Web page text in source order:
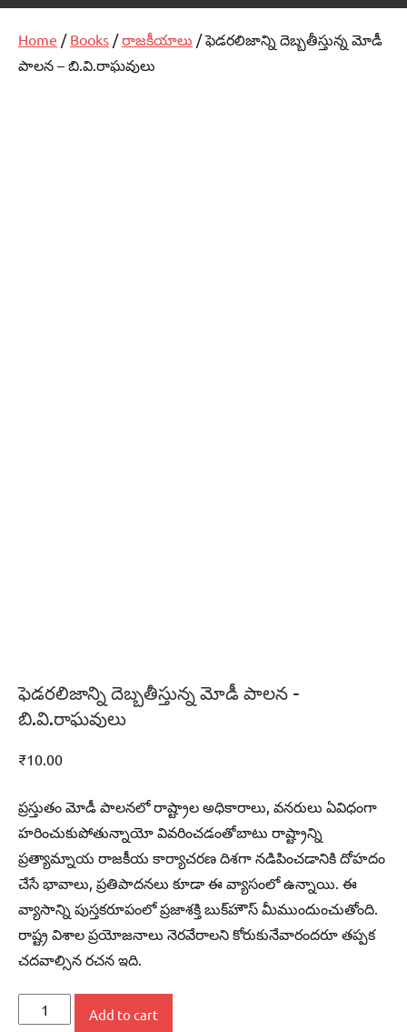
Home / Books /రాజకీయాలు / ఫెడరలిజాన్ని దెబ్బతీస్తున్న మోడీ
పాలన – బి.వి.రాఘవులు
ఫెడరలిజాన్ని దెబ్బతీస్తున్న మోడీ పాలన –
బి.వి.రాఘవులు
₹10.00
ప్రస్తుతం మోడీ పాలనలో రాష్ట్రాల అధికారాలు, వనరులు ఏవిధంగా
హరించుకుపోతున్నాయో వివరించడంతోబాటు రాష్ట్రాన్ని
ప్రత్యామ్నాయ రాజకీయ కార్యాచరణ దిశగా నడిపించడానికి దోహదం
చేసే భావాలు, ప్రతిపాదనలు కూడా ఈ వ్యాసంలో ఉన్నాయి. ఈ
వ్యాసాన్ని పుస్తకరూపంలో ప్రజాశక్తి బుక్‌హౌస్‌ మీముందుంచుతోంది.
రాష్ట్ర విశాల ప్రయోజనాలు నెరవేరాలని కోరుకునేవారందరూ తప్పక
చదవాల్సిన రచన ఇది.
ఫెడరలిజాన్ని Add to cart